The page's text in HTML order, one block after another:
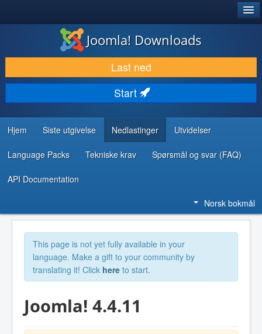
LAST NED & UTVID
OPPDAG & LÆR
SAMFUNN & BRUKERSTØTTE
UTVIKLINGSRESSURSER
Joomla! Downloads
Last ned
Start
Hjem Siste utgivelse Nedlastinger Utvidelser
Language Packs Tekniske krav Spørsmål og svar (FAQ)
API Documentation
Norsk bokmål
This page is not yet fully available in your
language. Make a gift to your community by
translating it! Click here to start.
Joomla! 4.4.11